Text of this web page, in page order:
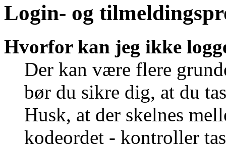
Login- og
Hvorfor kan jeg ikke
Der kan være flere
bør du sikre dig, at du
Husk, at der skelnes
kodeordet - kontroller